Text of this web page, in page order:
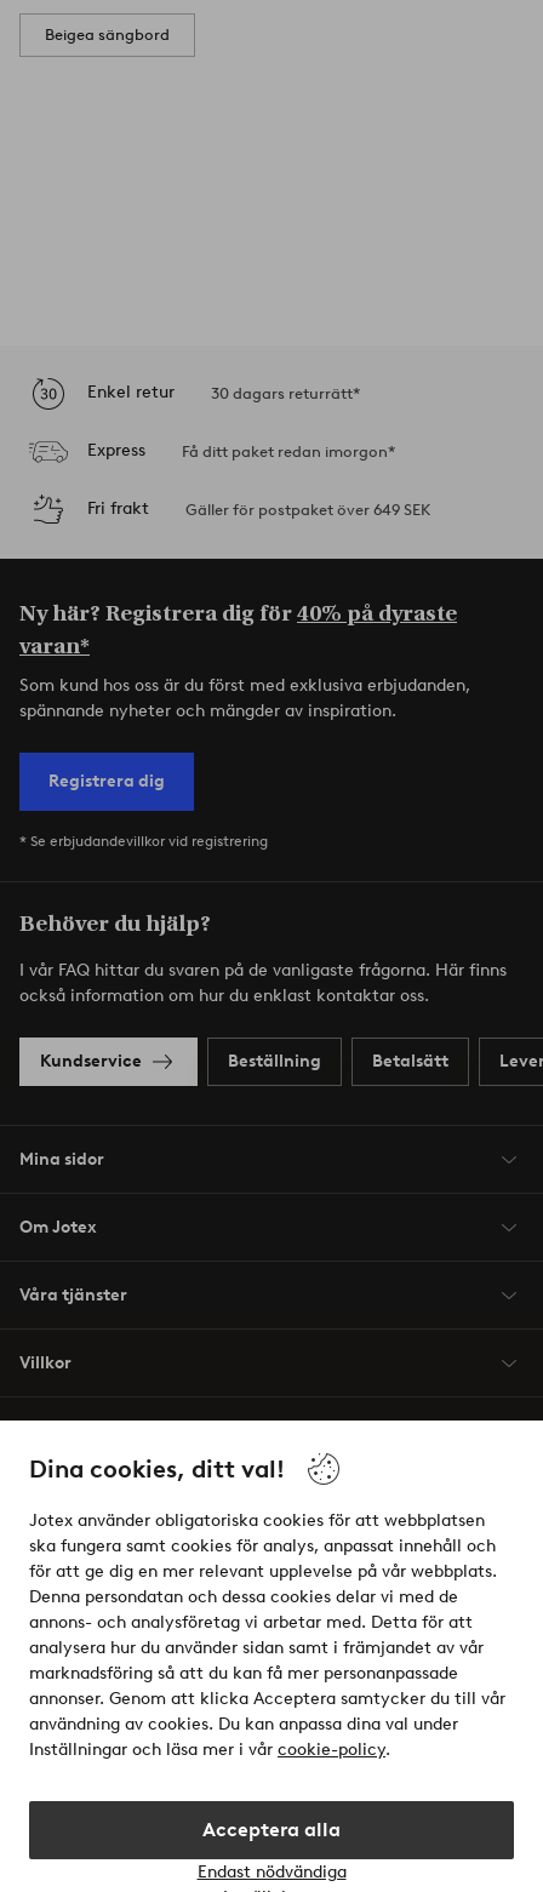
Dina cookies, ditt val!
Jotex använder obligatoriska cookies för att webbplatsen
ska fungera samt cookies för analys, anpassat innehåll och
för att ge dig en mer relevant upplevelse på vår webbplats.
Denna persondatan och dessa cookies delar vi med de
annons- och analysföretag vi arbetar med. Detta för att
analysera hur du använder sidan samt i främjandet av vår
marknadsföring så att du kan få mer personanpassade
annonser. Genom att klicka Acceptera samtycker du till vår
användning av cookies. Du kan anpassa dina val under
Inställningar och läsa mer i vår cookie-policy.
Acceptera alla
Endast nödvändiga
Beigea sängbord
Enkel retur 30 dagars returrätt*
Express Få ditt paket redan imorgon*
Fri frakt Gäller för postpaket över 649 SEK
Ny här? Registrera dig för40% på dyraste
varan*
Som kund hos oss är du först med exklusiva erbjudanden,
spännande nyheter och mängder av inspiration.
Registrera dig
* Se erbjudandevillkor vid registrering
Behöver du hjälp?
I vår FAQ hittar du svaren på de vanligaste frågorna. Här finns
också information om hur du enklast kontaktar oss.
Kundservice Beställning Betalsätt
Mina sidor
Om Jotex
Våra tjänster
Villkor
Säkra betalningar - Betala direkt eller dela upp
Vill du veta mer om våra betalalternativ?
elpy